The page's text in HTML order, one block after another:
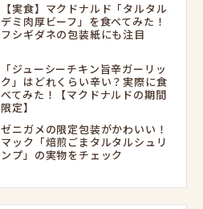
【実食】マクドナルド「タルタル
デミ肉厚ビーフ」を食べてみた！
フシギダネの包装紙にも注目
「ジューシーチキン旨辛ガーリッ
ク」はどれくらい辛い？実際に食
べてみた！【マクドナルドの期間
限定】
ゼニガメの限定包装がかわいい！
マック「焙煎ごまタルタルシュリ
ンプ」の実物をチェック